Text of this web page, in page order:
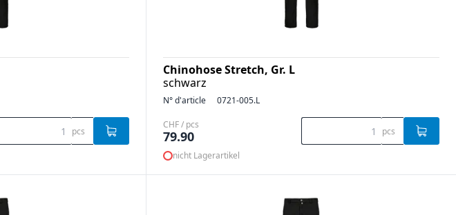
pcs
Chinohose Stretch, Gr. L
schwarz
N° d'article 0721-005.L
CHF / pcs
79.90 pcs
nicht Lagerartikel